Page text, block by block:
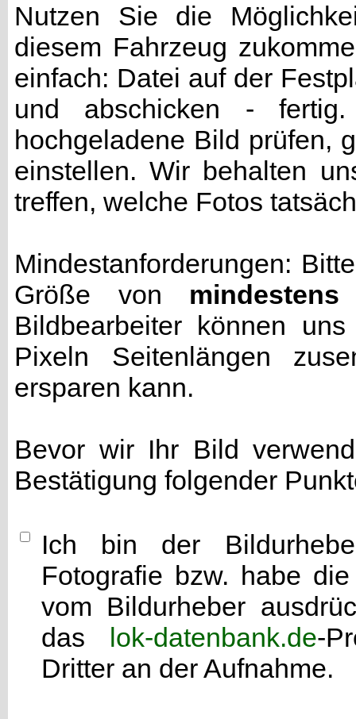
Nutzen Sie die
diesem Fahrzeug
einfach: Datei auf der
und abschicken -
hochgeladene Bild prüfen,
einstellen. Wir behalten
treffen, welche Fotos
Mindestanforderungen:
Größe von
Bildbearbeiter können
Pixeln Seitenlängen
ersparen kann.
Bevor wir Ihr Bild
Bestätigung folgender
Ich bin der
Fotografie bzw. habe
vom Bildurheber
das lok-datenbank.de-
Dritter an der Aufnahme.